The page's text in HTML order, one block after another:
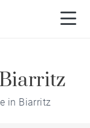
in Biarritz